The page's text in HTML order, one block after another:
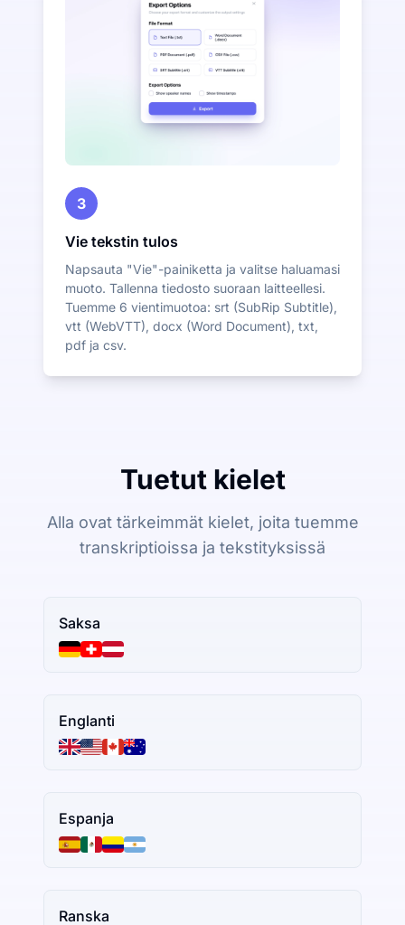
3
Vie tekstin tulos
Napsauta "Vie"-painiketta ja valitse haluamasi
muoto. Tallenna tiedosto suoraan laitteellesi.
Tuemme 6 vientimuotoa: srt (SubRip Subtitle),
vtt (WebVTT), docx (Word Document), txt,
pdf ja csv.
Tuetut kielet
Alla ovat tärkeimmät kielet, joita tuemme
transkriptioissa ja tekstityksissä
Saksa
Englanti
Espanja
Ranska